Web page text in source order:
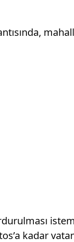
kadar